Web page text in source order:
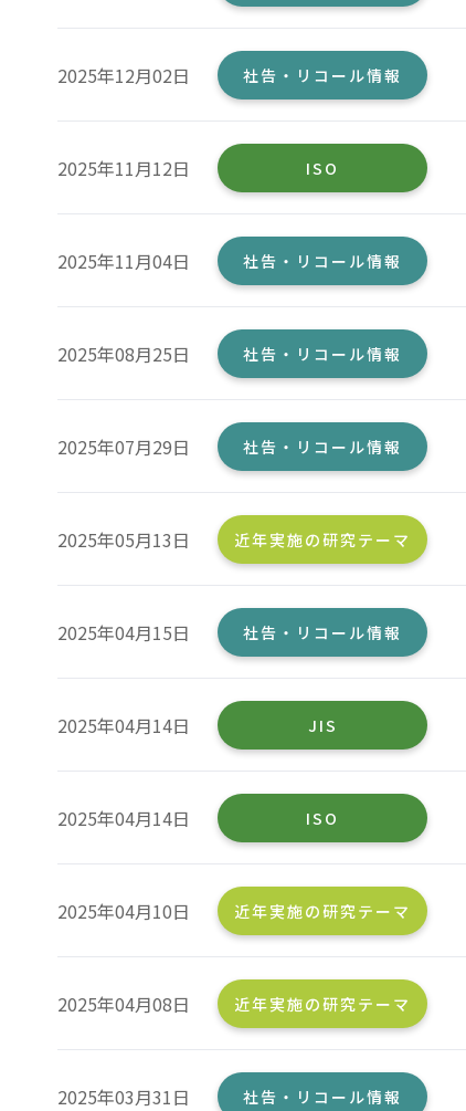
2025年12月02日 社告・リコール情報
2025年11月12日 ISO
2025年11月04日 社告・リコール情報
2025年08月25日 社告・リコール情報
2025年07月29日 社告・リコール情報
2025年05月13日 近年実施の研究テーマ
2025年04月15日 社告・リコール情報
2025年04月14日 JIS
2025年04月14日 ISO
2025年04月10日 近年実施の研究テーマ
2025年04月08日 近年実施の研究テーマ
2025年03月31日 社告・リコール情報